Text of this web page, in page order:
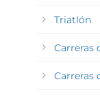
Triatlón
Carreras
Carreras